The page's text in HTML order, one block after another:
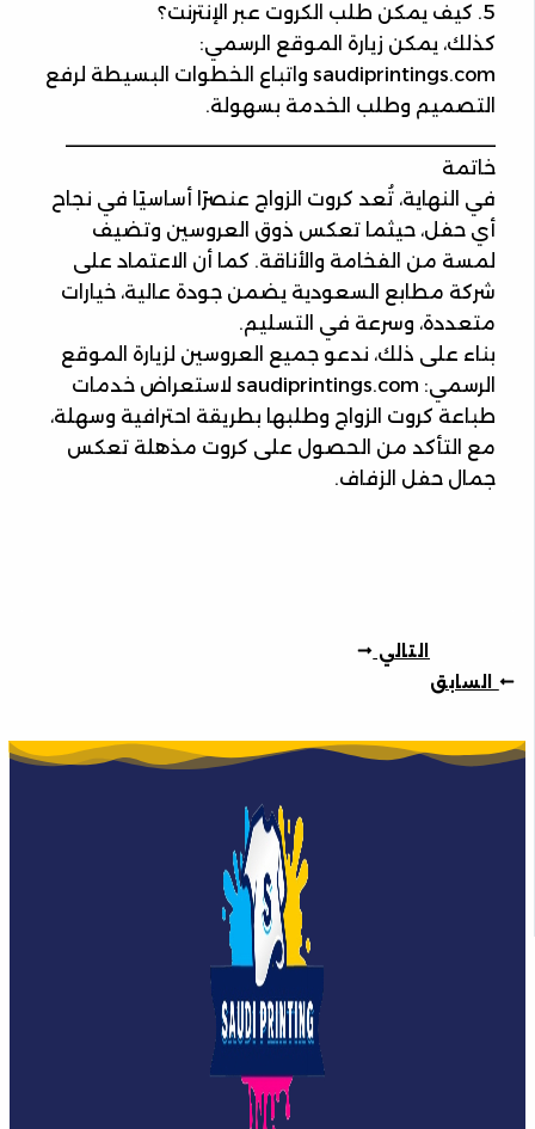
5. كيف يمكن طلب الكروت عبر الإنترنت؟
كذلك، يمكن زيارة الموقع الرسمي:
saudiprintings.com واتباع الخطوات البسيطة لرفع
التصميم وطلب الخدمة بسهولة.
خاتمة
في النهاية، تُعد كروت الزواج عنصرًا أساسيًا في نجاح
أي حفل، حيثما تعكس ذوق العروسين وتضيف
لمسة من الفخامة والأناقة. كما أن الاعتماد على
شركة مطابع السعودية يضمن جودة عالية، خيارات
متعددة، وسرعة في التسليم.
بناء على ذلك، ندعو جميع العروسين لزيارة الموقع
الرسمي: saudiprintings.com لاستعراض خدمات
طباعة كروت الزواج وطلبها بطريقة احترافية وسهلة،
مع التأكد من الحصول على كروت مذهلة تعكس
جمال حفل الزفاف.
السابق
التالي